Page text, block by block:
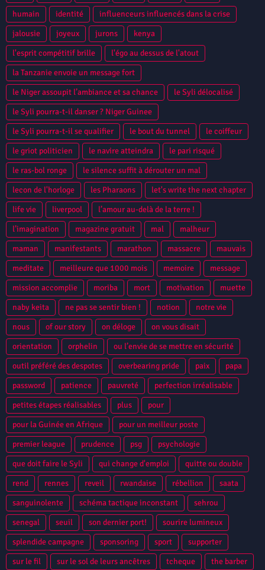
humain
identité
influenceurs influencés dans la crise
jalousie
joyeux jurons
kenya
l'esprit compétitif brille
l'égo au dessus de l'atout
la Tanzanie envoie un message fort
le Niger assoupit l’ambiance et sa chance
le Syli délocalisé
le Syli pourra-t-il danser ? Niger Guinee
le Syli pourra-t-il se qualifier
le bout du tunnel
le coiffeur
le griot politicien
le navire atteindra
le pari risqué
le ras-bol ronge
le silence suffit à dérouter un mal
lecon de l'horloge
les Pharaons
let's write the next chapter
life vie
liverpool
l’amour au-delà de la terre !
l’imagination
magazine gratuit mal
malheur
maman
manifestants marathon massacre
mauvais
meditate
meilleure que 1000 mois memoire
message
mission accomplie
moriba mort motivation
muette
naby keita
ne pas se sentir bien ! notion
notre vie
nous
of our story on déloge
on vous disait
orientation
orphelin
ou l’envie de se mettre en sécurité
outil préféré des despotes
overbearing pride paix
papa
password
patience pauvreté
perfection irréalisable
petites étapes réalisables
plus
pour
pour la Guinée en Afrique
pour un meilleur poste
premier league
prudence psg
psychologie
que doit faire le Syli
qui change d'emploi
quitte ou double
rend
rennes reveil rwandaise rébellion
saata
sanguinolente
schéma tactique inconstant
sehrou
senegal
seuil son dernier port!
sourire lumineux
splendide campagne
sponsoring sport
supporter
sur le fil
sur le sol de leurs ancêtres tcheque
the barber